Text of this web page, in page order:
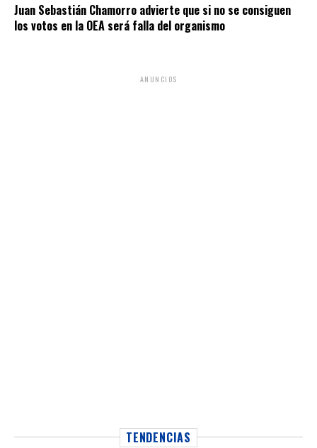
Juan Sebastián Chamorro advierte que si no se consiguen
los votos en la OEA será falla del organismo
ANUNCIOS
TENDENCIAS